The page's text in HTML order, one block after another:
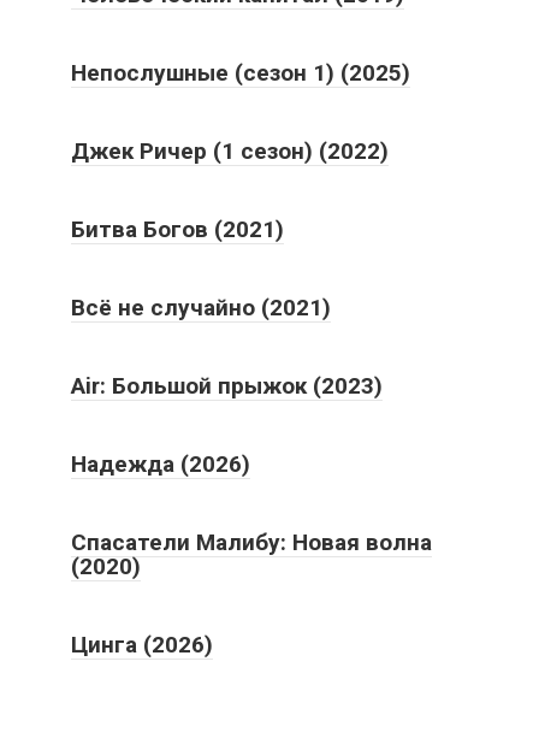
Непослушные (сезон 1) (2025)
Джек Ричер (1 сезон) (2022)
Битва Богов (2021)
Всё не случайно (2021)
Air: Большой прыжок (2023)
Надежда (2026)
Спасатели Малибу: Новая волна
(2020)
Цинга (2026)